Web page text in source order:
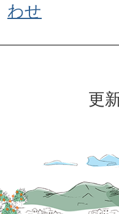
わせ
更